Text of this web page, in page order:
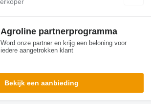
Agroline partnerprogramma
Word onze partner en krijg een beloning voor
iedere aangetrokken klant
Bekijk een aanbieding